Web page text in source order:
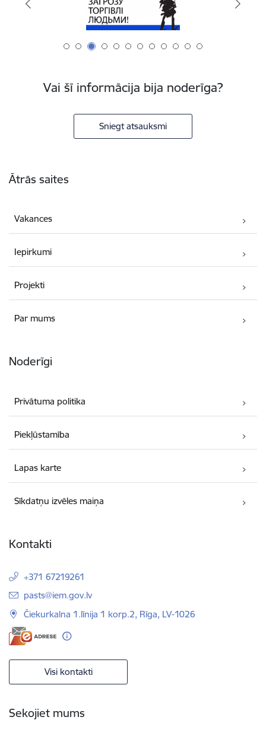
Vai šī informācija bija noderīga?
Sniegt atsauksmi
Ātrās saites
Vakances
Iepirkumi
Projekti
Par mums
Noderīgi
Privātuma politika
Piekļūstamība
Lapas karte
Sīkdatņu izvēles maiņa
Kontakti
+371 67219261
E-pasts:
pasts@iem.gov.lv
Čiekurkalna 1.līnija 1 korp.2, Rīga, LV-1026
Visi kontakti
Sekojiet mums